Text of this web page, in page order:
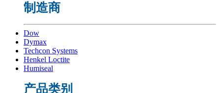
制造商
Dow
Dymax
Techcon Systems
Henkel Loctite
Humiseal
产品类别